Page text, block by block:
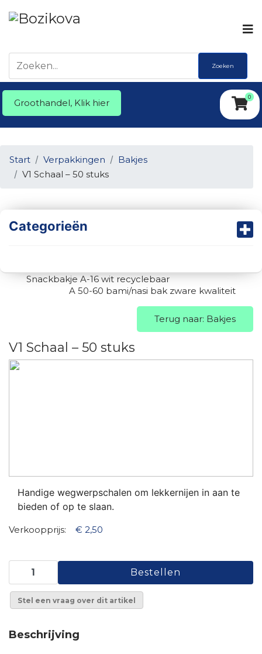
Zoeken
Groothandel, Klik hier
0
Start Verpakkingen
Bakjes
V1 Schaal – 50 stuks
Categorieën
Snackbakje A-16 wit recyclebaar
A 50-60 bami/nasi bak zware kwaliteit
Terug naar: Bakjes
V1 Schaal – 50 stuks
Handige wegwerpschalen om lekkernijen in aan te
bieden of op te slaan.
Verkoopprijs: € 2,50
Stel een vraag over dit artikel
Beschrijving